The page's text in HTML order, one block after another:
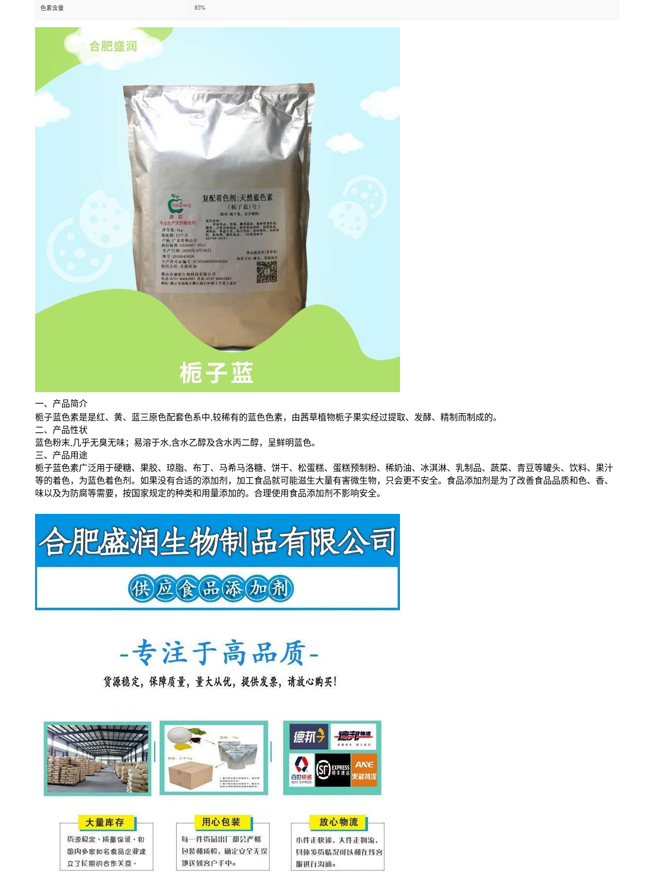
色素含量 85%
一、产品简介
栀子蓝色素是是红、黄、蓝三原色配套色系中,较稀有的蓝色色素，由茜草植物栀子果实经过提取、发酵、精制而制成的。
二、产品性状
蓝色粉末,几乎无臭无味；易溶于水,含水乙醇及含水丙二醇，呈鲜明蓝色。
三、产品用途
栀子蓝色素广泛用于硬糖、果胶、琼脂、布丁、马希马洛糖、饼干、松蛋糕、蛋糕预制粉、稀奶油、冰淇淋、乳制品、蔬菜、青豆等罐头、饮料、果汁
等的着色，为蓝色着色剂。如果没有合适的添加剂，加工食品就可能滋生大量有害微生物，只会更不安全。食品添加剂是为了改善食品品质和色、香、
味以及为防腐等需要，按国家规定的种类和用量添加的。合理使用食品添加剂不影响安全。